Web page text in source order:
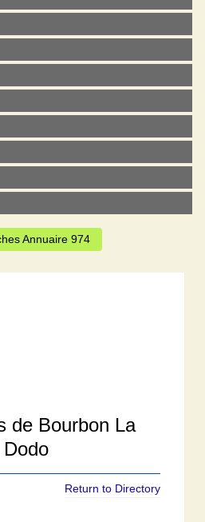
Annuaire 974
de Bourbon La
Dodo
Return to Directory